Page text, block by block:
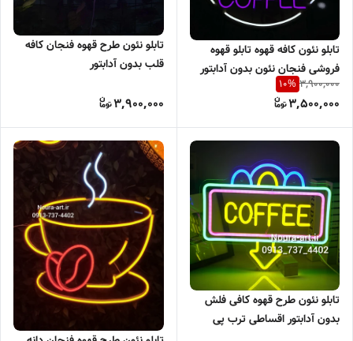
تابلو نئون کافه قهوه تابلو قهوه
فروشی فنجان نئون بدون آدابتور
3,900,000
10%
3,500,000
تابلو نئون طرح قهوه فنجان کافه
قلب بدون آدابتور
3,900,000
تابلو نئون طرح قهوه کافی فلش
بدون آدابتور اقساطی ترب پی